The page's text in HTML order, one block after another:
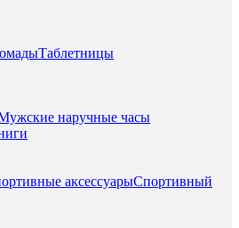
Таблетницы
наручные часы
аксессуарыСпортивный